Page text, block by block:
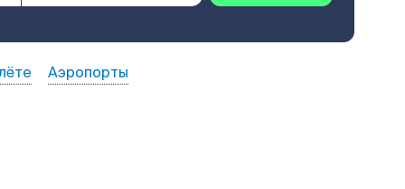
Аэропорты